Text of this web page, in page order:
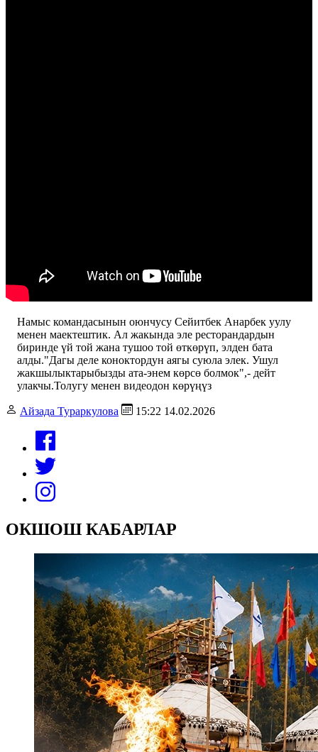
Намыс командасынын оюнчусу Сейитбек Анарбек уулу
менен маектештик. Ал жакында эле ресторандардын
биринде үй той жана тушоо той өткөрүп, элден бата
алды."Дагы деле коноктордун аягы суюла элек. Ушул
жакшылыктарыбызды ата-энем көрсө болмок",- дейт
улакчы.Толугу менен видеодон көрүңүз
Айзада Тураркулова 15:22 14.02.2026
ОКШОШ КАБАРЛАР